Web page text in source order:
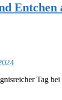
Entchen
Tag